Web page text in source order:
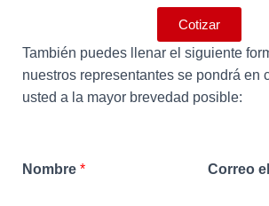
Cotizar
También puedes llenar el siguiente
nuestros representantes se pondrá en
usted a la mayor brevedad posible:
Nombre * Correo